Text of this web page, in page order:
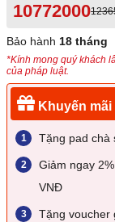
10772000
Bảo hành 18 tháng
*Kính mong quý khách
của pháp luật.
Khuyến mãi
Tặng pad chà
Giảm ngay
VNĐ
Tặng voucher